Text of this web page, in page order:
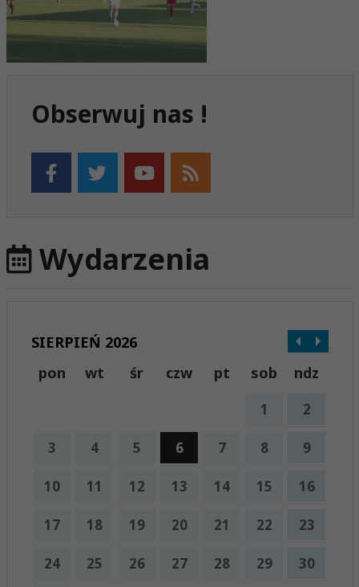
Obserwuj nas !
Wydarzenia
SIERPIEŃ 2026
pon
wt śr czw pt sob ndz
1 2
3 4 5 6 7 8 9
10 11 12 13 14 15 16
17 18 19 20 21 22 23
24 25 26 27 28 29 30